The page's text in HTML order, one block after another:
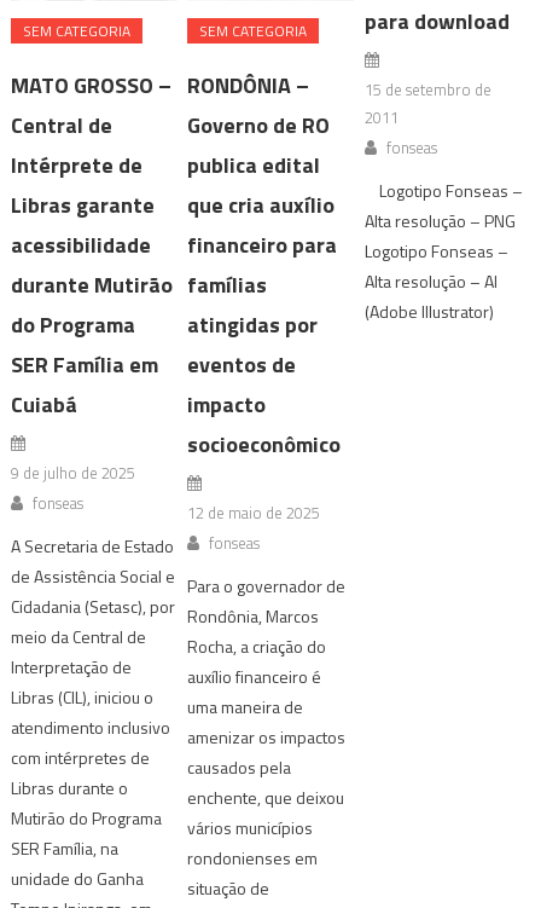
SEM CATEGORIA
MATO GROSSO –
Central de
Intérprete de
Libras garante
acessibilidade
durante Mutirão
do Programa
SER Família em
Cuiabá
9 de julho de 2025
fonseas
A Secretaria de Estado
de Assistência Social e
Cidadania (Setasc), por
meio da Central de
Interpretação de
Libras (CIL), iniciou o
atendimento inclusivo
com intérpretes de
Libras durante o
Mutirão do Programa
SER Família, na
unidade do Ganha
SEM CATEGORIA
RONDÔNIA –
Governo de RO
publica edital
que cria auxílio
financeiro para
famílias
atingidas por
eventos de
impacto
socioeconômico
12 de maio de 2025
fonseas
Para o governador de
Rondônia, Marcos
Rocha, a criação do
auxílio financeiro é
uma maneira de
amenizar os impactos
causados pela
enchente, que deixou
vários municípios
rondonienses em
situação de
para download
15 de setembro de
2011
fonseas
Logotipo Fonseas –
Alta resolução – PNG
Logotipo Fonseas –
Alta resolução – AI
(Adobe Illustrator)